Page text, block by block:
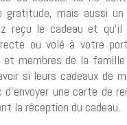
gratitude, mais aussi
reçu le cadeau et
ou volé à votre
et membres de la
si leurs cadeaux de
d’envoyer une carte de
la réception du cadeau.